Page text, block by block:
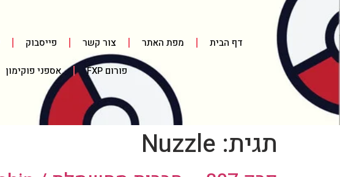
דף הבית מפת האתר צור קשר פייסבוק
פורום FXP אספני פוקימון
תגית: Nuzzle